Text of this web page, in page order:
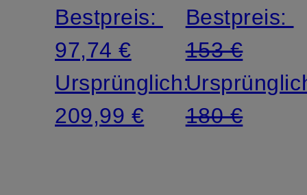
Bestpreis:
97,74 €
Ursprünglich:
209,99 €
Bestpreis:
153 €
180 €